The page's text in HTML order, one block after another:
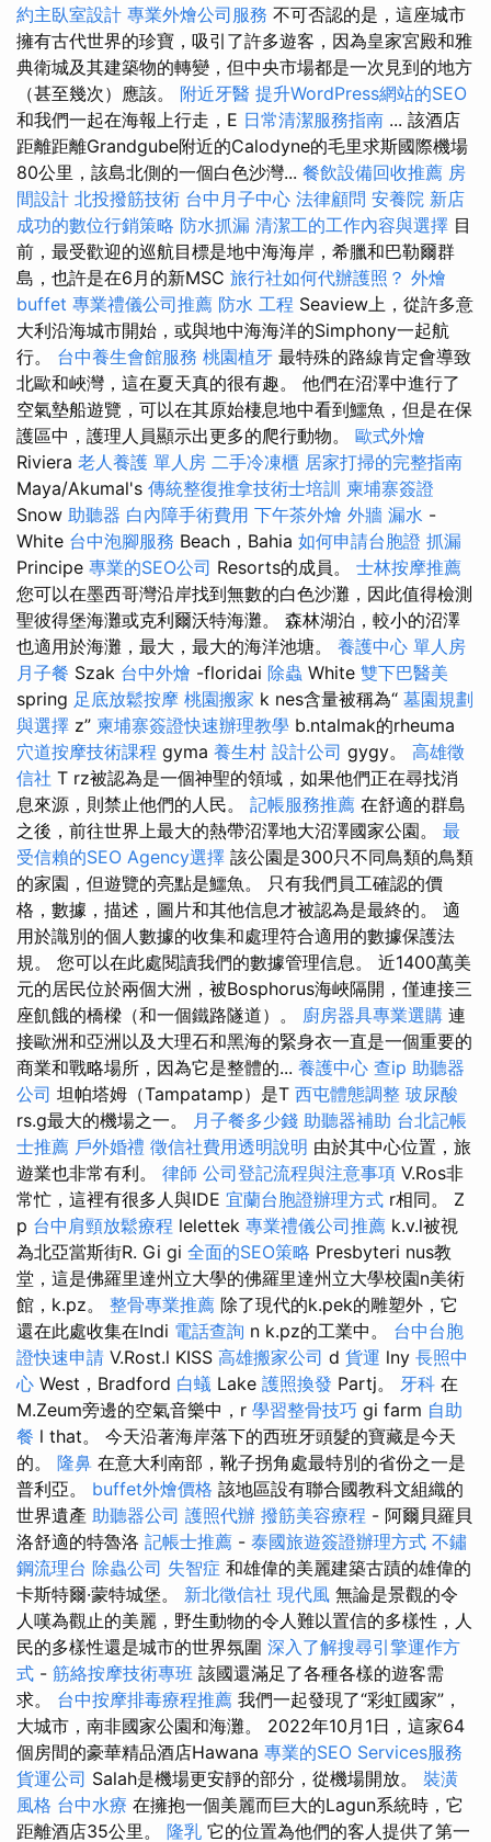
約主臥室設計 專業外燴公司服務 不可否認的是，這座城市
擁有古代世界的珍寶，吸引了許多遊客，因為皇家宮殿和雅
典衛城及其建築物的轉變，但中央市場都是一次見到的地方
（甚至幾次）應該。 附近牙醫 提升WordPress網站的SEO
和我們一起在海報上行走，E 日常清潔服務指南 ... 該酒店
距離距離Grandgube附近的Calodyne的毛里求斯國際機場
80公里，該島北側的一個白色沙灣... 餐飲設備回收推薦 房
間設計 北投撥筋技術 台中月子中心 法律顧問 安養院 新店
成功的數位行銷策略 防水抓漏 清潔工的工作內容與選擇 目
前，最受歡迎的巡航目標是地中海海岸，希臘和巴勒爾群
島，也許是在6月的新MSC 旅行社如何代辦護照？ 外燴
buffet 專業禮儀公司推薦 防水 工程 Seaview上，從許多意
大利沿海城市開始，或與地中海海洋的Simphony一起航
行。 台中養生會館服務 桃園植牙 最特殊的路線肯定會導致
北歐和峽灣，這在夏天真的很有趣。 他們在沼澤中進行了
空氣墊船遊覽，可以在其原始棲息地中看到鱷魚，但是在保
護區中，護理人員顯示出更多的爬行動物。 歐式外燴
Riviera 老人養護 單人房 二手冷凍櫃 居家打掃的完整指南
Maya/Akumal's 傳統整復推拿技術士培訓 柬埔寨簽證
Snow 助聽器 白內障手術費用 下午茶外燴 外牆 漏水 -
White 台中泡腳服務 Beach，Bahia 如何申請台胞證 抓漏
Principe 專業的SEO公司 Resorts的成員。 士林按摩推薦
您可以在墨西哥灣沿岸找到無數的白色沙灘，因此值得檢測
聖彼得堡海灘或克利爾沃特海灘。 森林湖泊，較小的沼澤
也適用於海灘，最大，最大的海洋池塘。 養護中心 單人房
月子餐 Szak 台中外燴 -floridai 除蟲 White 雙下巴醫美
spring 足底放鬆按摩 桃園搬家 k nes含量被稱為“ 墓園規劃
與選擇 z” 柬埔寨簽證快速辦理教學 b.ntalmak的rheuma
穴道按摩技術課程 gyma 養生村 設計公司 gygy。 高雄徵
信社 T rz被認為是一個神聖的領域，如果他們正在尋找消
息來源，則禁止他們的人民。 記帳服務推薦 在舒適的群島
之後，前往世界上最大的熱帶沼澤地大沼澤國家公園。 最
受信賴的SEO Agency選擇 該公園是300只不同鳥類的鳥類
的家園，但遊覽的亮點是鱷魚。 只有我們員工確認的價
格，數據，描述，圖片和其他信息才被認為是最終的。 適
用於識別的個人數據的收集和處理符合適用的數據保護法
規。 您可以在此處閱讀我們的數據管理信息。 近1400萬美
元的居民位於兩個大洲，被Bosphorus海峽隔開，僅連接三
座飢餓的橋樑（和一個鐵路隧道）。 廚房器具專業選購 連
接歐洲和亞洲以及大理石和黑海的緊身衣一直是一個重要的
商業和戰略場所，因為它是整體的... 養護中心 查ip 助聽器
公司 坦帕塔姆（Tampatamp）是T 西屯體態調整 玻尿酸
rs.g最大的機場之一。
月子餐多少錢 助聽器補助 台北記帳
士推薦 戶外婚禮 徵信社費用透明說明 由於其中心位置，旅
遊業也非常有利。 律師 公司登記流程與注意事項 V.Ros非
常忙，這裡有很多人與IDE 宜蘭台胞證辦理方式 r相同。 Z
p 台中肩頸放鬆療程 lelettek 專業禮儀公司推薦 k.v.l被視
為北亞當斯街R. Gi gi 全面的SEO策略 Presbyteri nus教
堂，這是佛羅里達州立大學的佛羅里達州立大學校園n美術
館，k.pz。 整骨專業推薦 除了現代的k.pek的雕塑外，它
還在此處收集在Indi 電話查詢 n k.pz的工業中。 台中台胞
證快速申請 V.Rost.l KISS 高雄搬家公司 d 貨運 lny 長照中
心 West，Bradford 白蟻 Lake 護照換發 Partj。 牙科 在
M.Zeum旁邊的空氣音樂中，r 學習整骨技巧 gi farm 自助
餐 l that。 今天沿著海岸落下的西班牙頭髮的寶藏是今天
的。 隆鼻 在意大利南部，靴子拐角處最特別的省份之一是
普利亞。 buffet外燴價格 該地區設有聯合國教科文組織的
世界遺產 助聽器公司 護照代辦 撥筋美容療程 - 阿爾貝羅貝
洛舒適的特魯洛 記帳士推薦 - 泰國旅遊簽證辦理方式 不鏽
鋼流理台 除蟲公司 失智症 和雄偉的美麗建築古蹟的雄偉的
卡斯特爾·蒙特城堡。 新北徵信社 現代風 無論是景觀的令
人嘆為觀止的美麗，野生動物的令人難以置信的多樣性，人
民的多樣性還是城市的世界氛圍 深入了解搜尋引擎運作方
式 - 筋絡按摩技術專班 該國還滿足了各種各樣的遊客需
求。 台中按摩排毒療程推薦 我們一起發現了“彩虹國家”，
大城市，南非國家公園和海灘。 2022年10月1日，這家64
個房間的豪華精品酒店Hawana 專業的SEO Services服務
貨運公司 Salah是機場更安靜的部分，從機場開放。 裝潢
風格 台中水療 在擁抱一個美麗而巨大的Lagun系統時，它
距離酒店35公里。 隆乳 它的位置為他們的客人提供了第一